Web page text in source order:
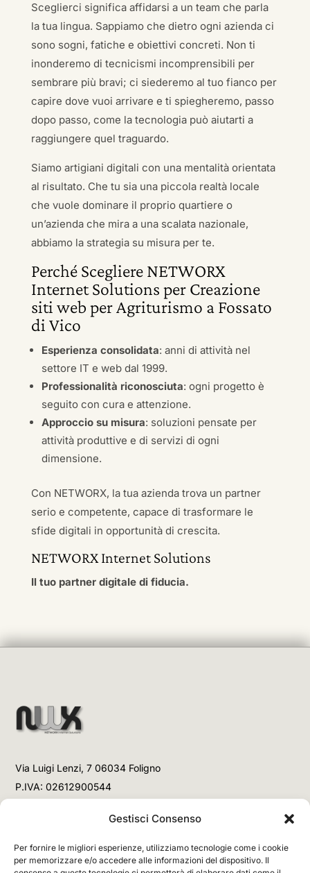
Gestisci Consenso
Per fornire le migliori esperienze, utilizziamo tecnologie come i cookie
per memorizzare e/o accedere alle informazioni del dispositivo. Il
Sceglierci significa affidarsi a un team che parla
la tua lingua. Sappiamo che dietro ogni azienda ci
sono sogni, fatiche e obiettivi concreti. Non ti
inonderemo di tecnicismi incomprensibili per
sembrare più bravi; ci siederemo al tuo fianco per
capire dove vuoi arrivare e ti spiegheremo, passo
dopo passo, come la tecnologia può aiutarti a
raggiungere quel traguardo.
Siamo artigiani digitali con una mentalità orientata
al risultato. Che tu sia una piccola realtà locale
che vuole dominare il proprio quartiere o
un’azienda che mira a una scalata nazionale,
abbiamo la strategia su misura per te.
Perché Scegliere NETWORX
Internet Solutions per Creazione
siti web per Agriturismo a Fossato
di Vico
Esperienza consolidata: anni di attività nel
settore IT e web dal 1999.
Professionalità riconosciuta: ogni progetto è
seguito con cura e attenzione.
Approccio su misura: soluzioni pensate per
attività produttive e di servizi di ogni
dimensione.
Con NETWORX, la tua azienda trova un partner
serio e competente, capace di trasformare le
sfide digitali in opportunità di crescita.
NETWORX Internet Solutions
Il tuo partner digitale di fiducia.
Via Luigi Lenzi, 7 06034 Foligno
P.IVA: 02612900544
+39 3477853708 (Chiamata)